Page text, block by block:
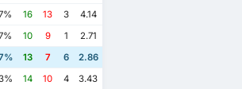
16 13 3
4.14
10 9 1
2.71
13 7 6
2.86
14 10 4
3.43